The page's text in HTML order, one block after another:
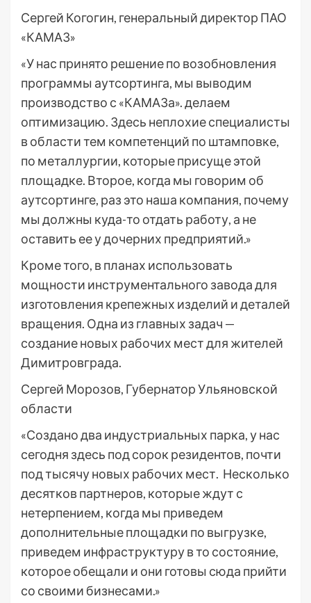
Сергей Когогин, генеральный директор ПАО
«КАМАЗ»
«У нас принято решение по возобновления
программы аутсортинга, мы выводим
производство с «КАМАЗа». делаем
оптимизацию. Здесь неплохие специалисты
в области тем компетенций по штамповке,
по металлургии, которые присуще этой
площадке. Второе, когда мы говорим об
аутсортинге, раз это наша компания, почему
мы должны куда-то отдать работу, а не
оставить ее у дочерних предприятий.»
Кроме того, в планах использовать
мощности инструментального завода для
изготовления крепежных изделий и деталей
вращения. Одна из главных задач —
создание новых рабочих мест для жителей
Димитровграда.
Сергей Морозов, Губернатор Ульяновской
области
«Создано два индустриальных парка, у нас
сегодня здесь под сорок резидентов, почти
под тысячу новых рабочих мест. Несколько
десятков партнеров, которые ждут с
нетерпением, когда мы приведем
дополнительные площадки по выгрузке,
приведем инфраструктуру в то состояние,
которое обещали и они готовы сюда прийти
со своими бизнесами.»